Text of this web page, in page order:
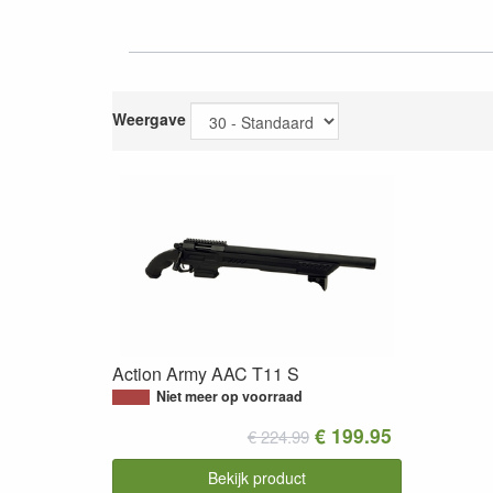
Weergave
Action Army AAC T11 S
Niet meer op voorraad
€ 224.99 € 199.95
Bekijk product